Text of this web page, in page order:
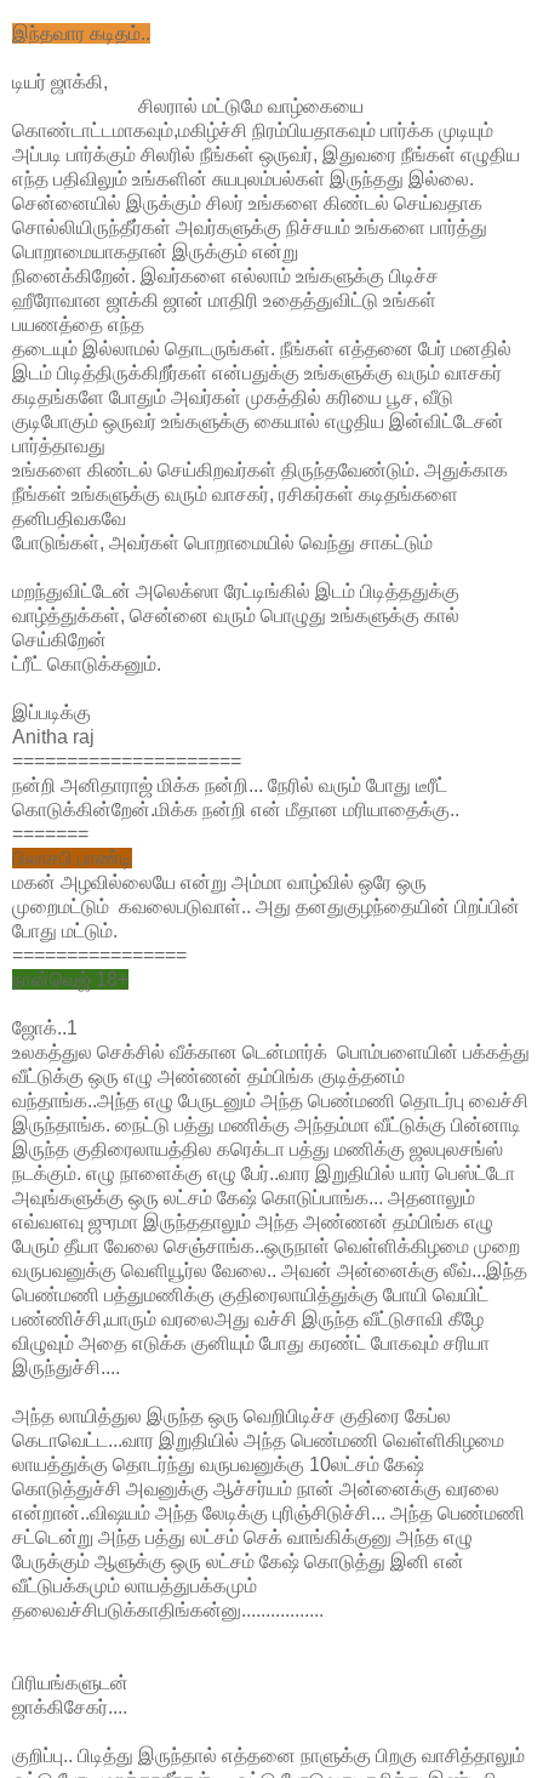
இந்தவார கடிதம்..
டியர் ஜாக்கி,
சிலரால் மட்டுமே வாழ்கையை
கொண்டாட்டமாகவும்,மகிழ்ச்சி நிரம்பியதாகவும் பார்க்க முடியும்
அப்படி பார்க்கும் சிலரில் நீங்கள் ஒருவர், இதுவரை நீங்கள் எழுதிய
எந்த பதிவிலும் உங்களின் சுயபுலம்பல்கள் இருந்தது இல்லை.
சென்னையில் இருக்கும் சிலர் உங்களை கிண்டல் செய்வதாக
சொல்லியிருந்தீர்கள் அவர்களுக்கு நிச்சயம் உங்களை பார்த்து
பொறாமையாகதான் இருக்கும் என்று
நினைக்கிறேன். இவர்களை எல்லாம் உங்களுக்கு பிடிச்ச
ஹீரோவான ஜாக்கி ஜான் மாதிரி உதைத்துவிட்டு உங்கள்
பயணத்தை எந்த
தடையும் இல்லாமல் தொடருங்கள். நீங்கள் எத்தனை பேர் மனதில்
இடம் பிடித்திருக்கிறீர்கள் என்பதுக்கு உங்களுக்கு வரும் வாசகர்
கடிதங்களே போதும் அவர்கள் முகத்தில் கரியை பூச, வீடு
குடிபோகும் ஒருவர் உங்களுக்கு கையால் எழுதிய இன்விட்டேசன்
பார்த்தாவது
உங்களை கிண்டல் செய்கிறவர்கள் திருந்தவேண்டும். அதுக்காக
நீங்கள் உங்களுக்கு வரும் வாசகர், ரசிகர்கள் கடிதங்களை
தனிபதிவகவே
போடுங்கள், அவர்கள் பொறாமையில் வெந்து சாகட்டும்
மறந்துவிட்டேன் அலெக்ஸா ரேட்டிங்கில் இடம் பிடித்ததுக்கு
வாழ்த்துக்கள், சென்னை வரும் பொழுது உங்களுக்கு கால்
செய்கிறேன்
ட்ரீட் கொடுக்கனும்.
இப்படிக்கு
Anitha raj
=====================
நன்றி அனிதாராஜ் மிக்க நன்றி... நேரில் வரும் போது டீரீட்
கொடுக்கின்றேன்.மிக்க நன்றி என் மீதான மரியாதைக்கு..
=======
பிலாசபி பாண்டி
மகன் அழவில்லையே என்று அம்மா வாழ்வில் ஒரே ஒரு
முறைமட்டும் கவலைபடுவாள்.. அது தனதுகுழந்தையின் பிறப்பின்
போது மட்டும்.
================
நான்வெஜ் 18+
ஜோக்..1
உலகத்துல செக்சில் வீக்கான டென்மார்க் பொம்பளையின் பக்கத்து
வீட்டுக்கு ஒரு எழு அண்ணன் தம்பிங்க குடித்தனம்
வந்தாங்க..அந்த எழு பேருடனும் அந்த பெண்மணி தொடர்பு வைச்சி
இருந்தாங்க. நைட்டு பத்து மணிக்கு அந்தம்மா வீட்டுக்கு பின்னாடி
இருந்த குதிரைலாயத்தில கரெக்டா பத்து மணிக்கு ஜலபுலசங்ஸ்
நடக்கும். எழு நாளைக்கு எழு பேர்..வார இறுதியில் யார் பெஸ்ட்டோ
அவுங்களுக்கு ஒரு லட்சம் கேஷ் கொடுப்பாங்க... அதனாலும்
எவ்வளவு ஜுரமா இருந்ததாலும் அந்த அண்ணன் தம்பிங்க எழு
பேரும் தீயா வேலை செஞ்சாங்க..ஒருநாள் வெள்ளிக்கிழமை முறை
வருபவனுக்கு வெளியூர்ல வேலை.. அவன் அன்னைக்கு லீவ்...இந்த
பெண்மணி பத்துமணிக்கு குதிரைலாயித்துக்கு போயி வெயிட்
பண்ணிச்சி,யாரும் வரலைஅது வச்சி இருந்த வீட்டுசாவி கீழே
விழுவும் அதை எடுக்க குனியும் போது கரண்ட் போகவும் சரியா
இருந்துச்சி....
அந்த லாயித்துல இருந்த ஒரு வெறிபிடிச்ச குதிரை கேப்ல
கெடாவெட்ட...வார இறுதியில் அந்த பெண்மணி வெள்ளிகிழமை
லாயத்துக்கு தொடர்ந்து வருபவனுக்கு 10லட்சம் கேஷ்
கொடுத்துச்சி அவனுக்கு ஆச்சர்யம் நான் அன்னைக்கு வரலை
என்றான்..விஷயம் அந்த லேடிக்கு புரிஞ்சிடுச்சி... அந்த பெண்மணி
சட்டென்று அந்த பத்து லட்சம் செக் வாங்கிக்குனு அந்த எழு
பேருக்கும் ஆளுக்கு ஒரு லட்சம் கேஷ் கொடுத்து இனி என்
வீட்டுபக்கமும் லாயத்துபக்கமும்
தலைவச்சிபடுக்காதிங்கன்னு.................
பிரியங்களுடன்
ஜாக்கிசேகர்....
குறிப்பு.. பிடித்து இருந்தால் எத்தனை நாளுக்கு பிறகு வாசித்தாலும்